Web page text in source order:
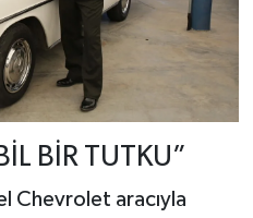
BİR TUTKU”
Chevrolet aracıyla